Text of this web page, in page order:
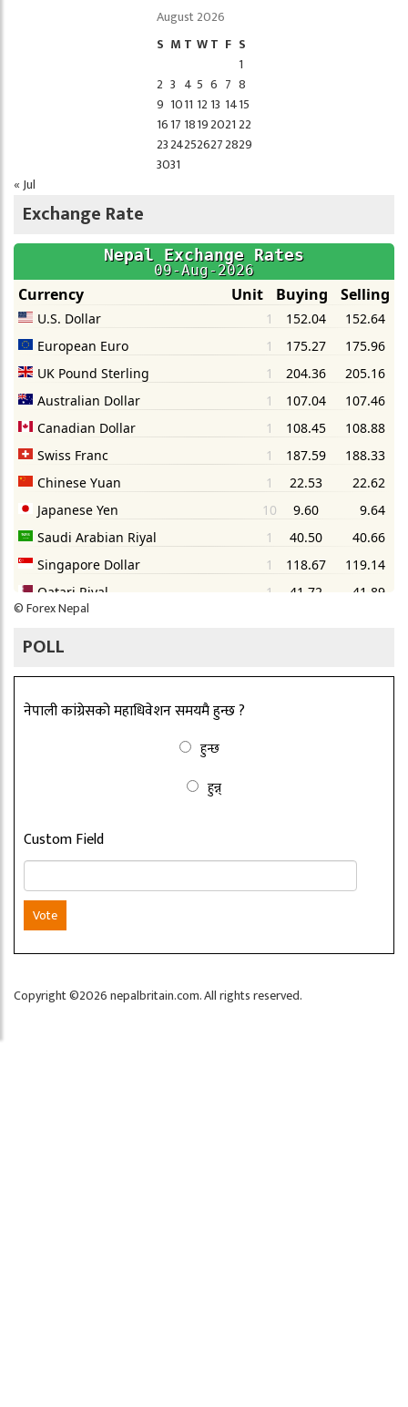
August 2026
S M T WT F S
1
2 3 4 5 6 7 8
9 1011 12 13 1415
1617 1819202122
23242526272829
3031
« Jul
Exchange Rate
©Forex Nepal
POLL
नेपाली कांग्रेसको महाधिवेशन समयमै हुन्छ ?
हुन्छ
हुन्न्
Custom Field
Vote
Copyright ©2026 nepalbritain.com. All rights reserved.